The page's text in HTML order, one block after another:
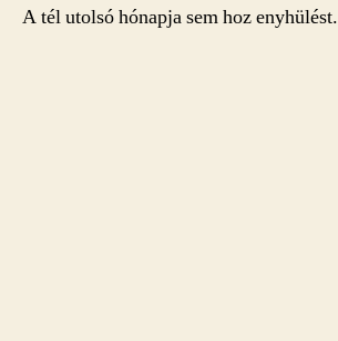
A tél utolsó hónapja sem hoz enyhülést.